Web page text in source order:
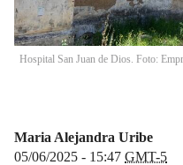
Hospital San Juan de Dios. Foto:
Maria Alejandra Uribe
05/06/2025 - 15:47 GMT-5